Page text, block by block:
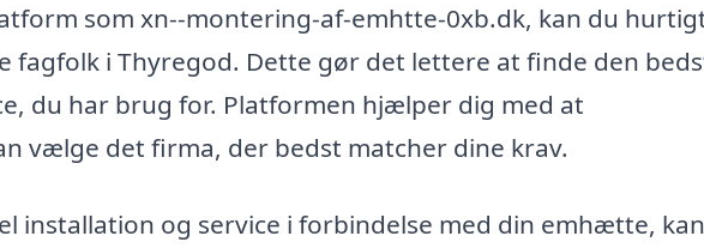
som xn--montering-af-emhtte-0xb.dk, kan du
fagfolk i Thyregod. Dette gør det lettere at finde den
du har brug for. Platformen hjælper dig med at
vælge det firma, der bedst matcher dine krav.
installation og service i forbindelse med din emhætte,